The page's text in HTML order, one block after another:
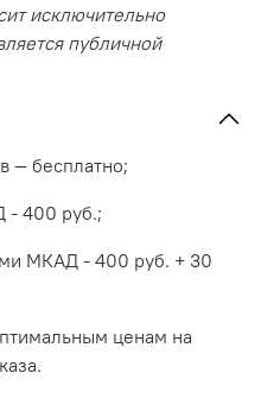
исключительно
публичной
— бесплатно;
- 400 руб.;
МКАД - 400 руб. + 30
ценам на